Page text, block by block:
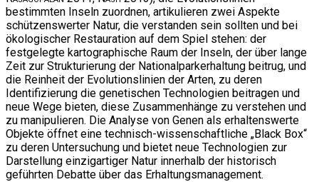
bestimmten Inseln zuordnen, artikulieren zwei Aspekte
schützenswerter Natur, die verstanden sein sollten und bei
ökologischer Restauration auf dem Spiel stehen: der
festgelegte kartographische Raum der Inseln, der über lange
Zeit zur Strukturierung der Nationalparkerhaltung beitrug, und
die Reinheit der Evolutionslinien der Arten, zu deren
Identifizierung die genetischen Technologien beitragen und
neue Wege bieten, diese Zusammenhänge zu verstehen und
zu manipulieren. Die Analyse von Genen als erhaltenswerte
Objekte öffnet eine technisch-wissenschaftliche „Black Box“
zu deren Untersuchung und bietet neue Technologien zur
Darstellung einzigartiger Natur innerhalb der historisch
geführten Debatte über das Erhaltungsmanagement.